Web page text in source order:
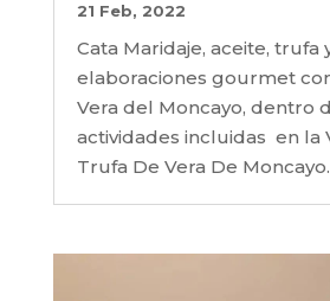
21 Feb, 2022
Cata Maridaje, aceite, trufa
elaboraciones gourmet
Vera del Moncayo, dentro
actividades incluidas en la
Trufa De Vera De Moncayo.